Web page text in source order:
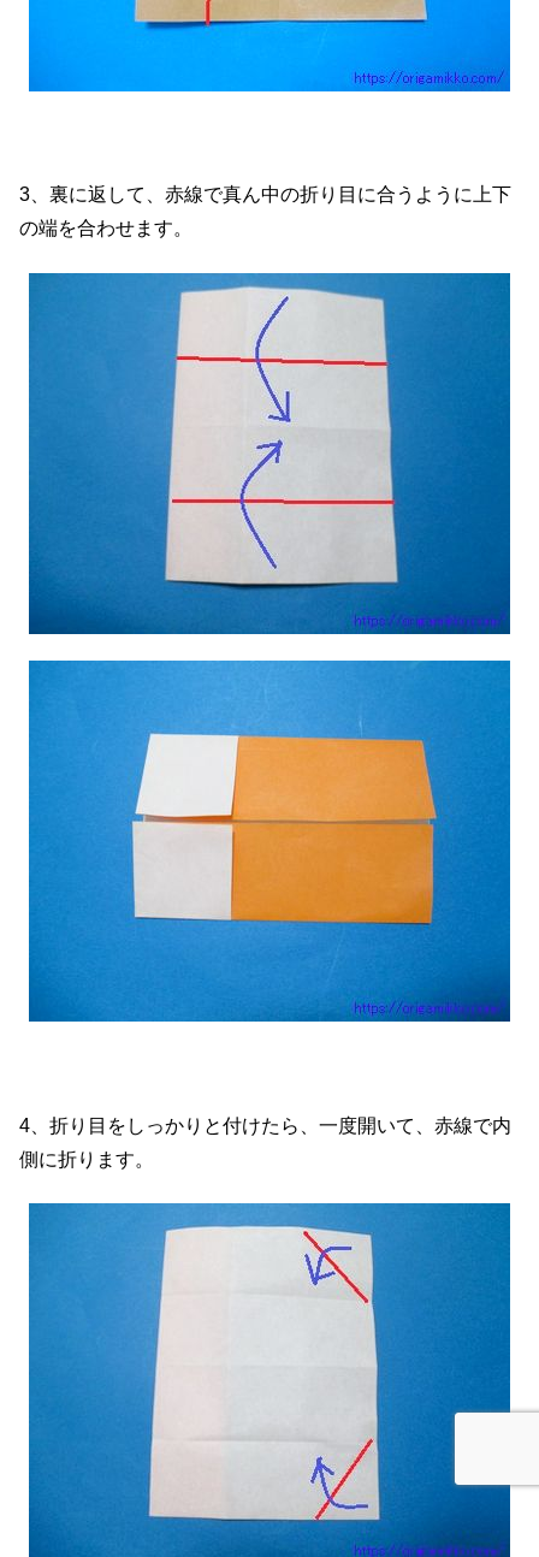
3、裏に返して、赤線で真ん中の折り目に合うように上下
の端を合わせます。
4、折り目をしっかりと付けたら、一度開いて、赤線で内
側に折ります。